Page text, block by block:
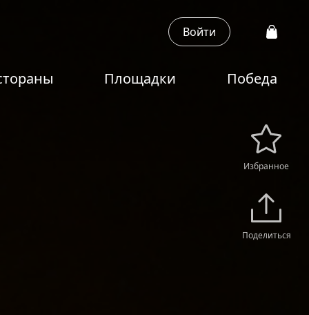
Войти
Площадки Победа
Избранное
Поделиться